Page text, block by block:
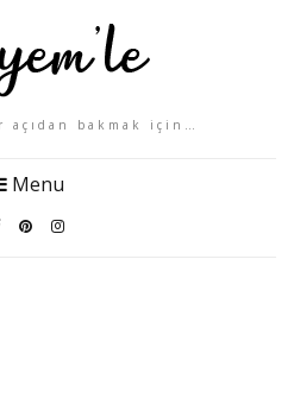
açıdan bakmak için…
Menu